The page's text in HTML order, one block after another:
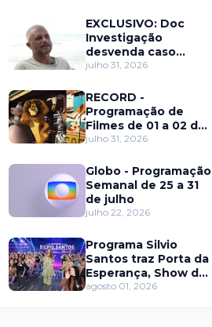
EXCLUSIVO: Doc
Investigação
desvenda caso
Eduardo Martins e
trás de fraude
internacional
julho 31, 2026
RECORD -
Programação de
Filmes de 01 a 02 de
agosto
julho 31, 2026
Globo - Programação
Semanal de 25 a 31
de julho
julho 22, 2026
Programa Silvio
Santos traz Porta da
Esperança, Show de
Calouros e Qual é a
agosto 01, 2026